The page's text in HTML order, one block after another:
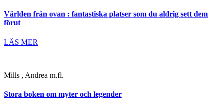
Världen från ovan : fantastiska platser som du aldrig sett dem
förut
LÄS MER
Mills , Andrea m.fl.
Stora boken om myter och legender